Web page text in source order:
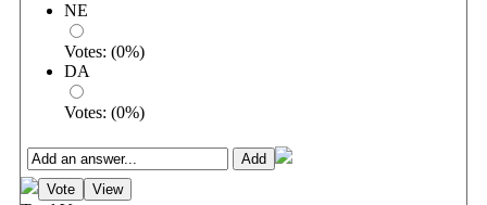
NE
Votes: (0%)
DA
Votes: (0%)